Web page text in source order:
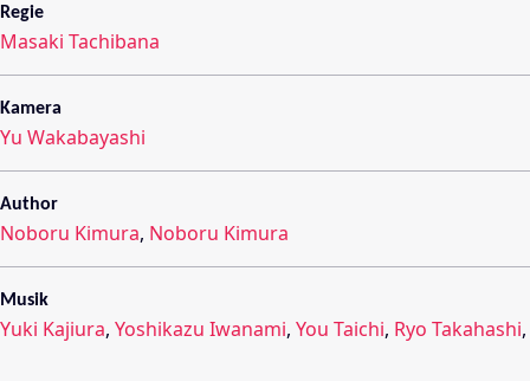
Regie
Masaki Tachibana
Kamera
Yu Wakabayashi
Author
Noboru Kimura, Noboru Kimura
Musik
Yuki Kajiura, Yoshikazu Iwanami, You Taichi, Ryo Takahashi,